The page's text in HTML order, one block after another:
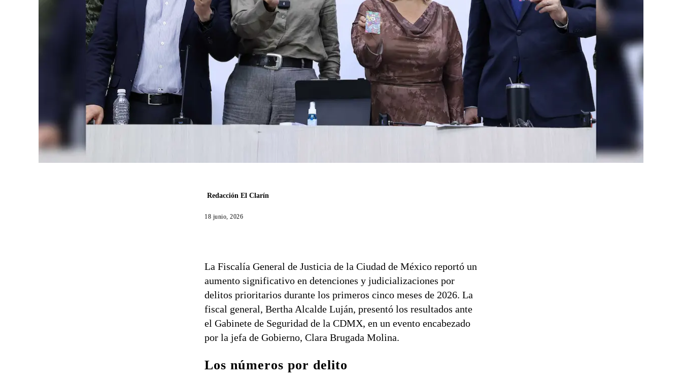
Redacción El Clarín
18 junio, 2026
La Fiscalía General de Justicia de la Ciudad de México reportó un
aumento significativo en detenciones y judicializaciones por
delitos prioritarios durante los primeros cinco meses de 2026. La
fiscal general, Bertha Alcalde Luján, presentó los resultados ante
el Gabinete de Seguridad de la CDMX, en un evento encabezado
por la jefa de Gobierno, Clara Brugada Molina.
Los números por delito